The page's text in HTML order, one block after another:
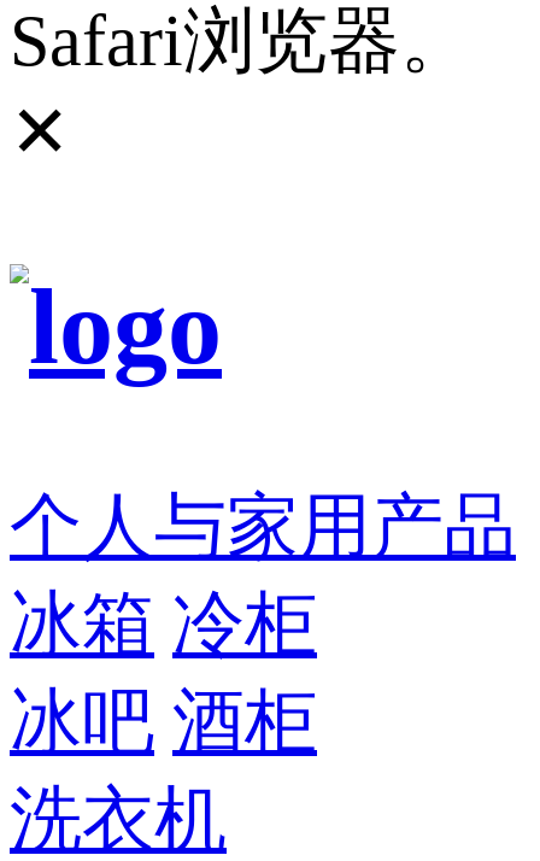
Safari浏览器。
✕
个人与家用产品
冰箱 冷柜
冰吧 酒柜
洗衣机